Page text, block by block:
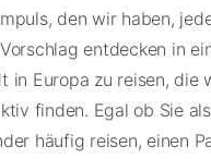
den wir haben,
entdecken in
in Europa zu reisen, die
finden. Egal ob Sie als
häufig reisen, einen